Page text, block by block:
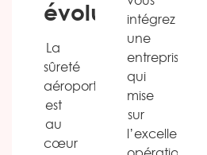
évolution
La
sûreté
aéroportuaire
est
au
cœur
intégrez
une
entreprise
qui
mise
sur
l’excellence